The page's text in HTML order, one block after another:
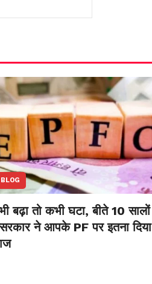
BLOG
बढ़ा तो कभी घटा, बीते 10 सालों
ने आपके PF पर इतना दिया